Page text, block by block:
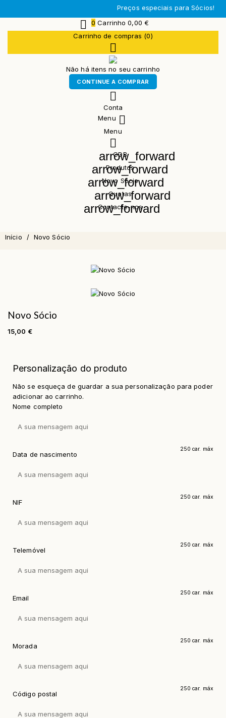
Preços especiais para Sócios!
 0 Carrinho 0,00 €
Carrinho de compras (0)

Não há itens no seu carrinho
CONTINUE A COMPRAR

Conta
Menu 
Menu

arrow_forward
GDB
arrow_forward
Produtos
arrow_forward
Novo Sócio
arrow_forward
Quotas
arrow_forward
Contacte-nos
Início Novo Sócio
Novo Sócio
15,00 €
Personalização do produto
Não se esqueça de guardar a sua personalização para poder
adicionar ao carrinho.
Nome completo
250 car. máx
Data de nascimento
250 car. máx
NIF
250 car. máx
Telemóvel
250 car. máx
Email
250 car. máx
Morada
250 car. máx
Código postal